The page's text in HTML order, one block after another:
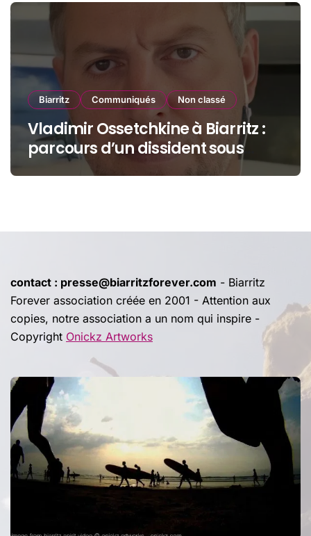
Biarritz Communiqués Non classé
Vladimir Ossetchkine à Biarritz :
parcours d’un dissident sous
protection
contact : presse@biarritzforever.com - Biarritz
Forever association créée en 2001 - Attention aux
copies, notre association a un nom qui inspire -
Copyright Onickz Artworks